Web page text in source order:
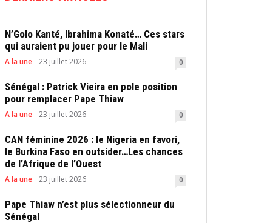
N’Golo Kanté, Ibrahima Konaté… Ces stars
qui auraient pu jouer pour le Mali
A la une 23 juillet 2026 0
Sénégal : Patrick Vieira en pole position
pour remplacer Pape Thiaw
A la une 23 juillet 2026 0
CAN féminine 2026 : le Nigeria en favori,
le Burkina Faso en outsider…Les chances
de l’Afrique de l’Ouest
A la une 23 juillet 2026 0
Pape Thiaw n’est plus sélectionneur du
Sénégal